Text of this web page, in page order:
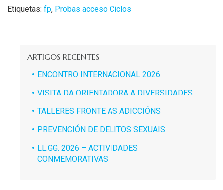
Etiquetas: fp, Probas acceso Ciclos
ARTIGOS RECENTES
ENCONTRO INTERNACIONAL 2026
VISITA DA ORIENTADORA A DIVERSIDADES
TALLERES FRONTE AS ADICCIÓNS
PREVENCIÓN DE DELITOS SEXUAIS
LL.GG. 2026 – ACTIVIDADES
CONMEMORATIVAS